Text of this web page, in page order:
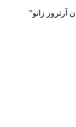
زانو”